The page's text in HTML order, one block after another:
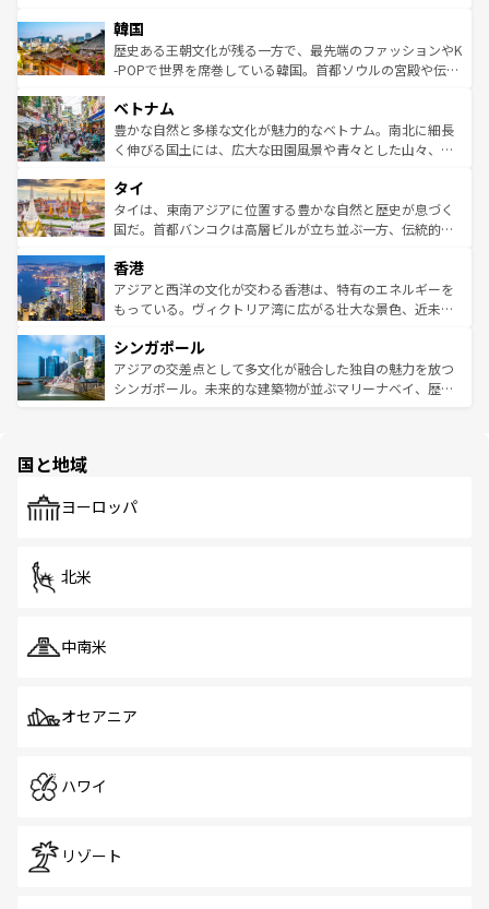
ワイを、存分に味わってほしい。 なお、新着のハワイ情報
はコンテンツ一覧を参照してほしい。
いる。アクティビティも充実しており、サーフィンやダイ
ビング、ハイキングなど、アウトドア好きにはたまらな
い。オーストラリアの多彩な魅力を存分に味わいつくそ
参照してほしい。
ン）、静ひつな山岳地帯である台湾東部など、都市の喧騒
と山間の静けさが共存しており、訪れる人に新しい発見と
驚きをもたらしてくれる。また、奥深い台湾の食文化も魅
容にもいいと評判のスイーツなど、バラエティ豊かな料理
が味わえる。 なお、新着の台湾情報は コンテンツ一覧を参
照してほしい。
韓国
歴史ある王朝文化が残る一方で、最先端のファッションやK
-POPで世界を席巻している韓国。首都ソウルの宮殿や伝統
き、地方に足を延ばせば四季折々の自然美を楽しむことが
できる。そして、キムチや焼肉、絶品のストリートフード
まで、さまざまな韓国料理が待っている。夜には、韓国な
リティに包まれながら、韓国の多彩な魅力を心ゆくまで味
わってみてほしい。 なお、新着の韓国情報はコンテンツ一
覧を参照してほしい。
ベトナム
豊かな自然と多様な文化が魅力的なベトナム。南北に細長
く伸びる国土には、広大な田園風景や青々とした山々、世
急速な発展と共に伝統が息づく。ハノイの古い町並みやホ
ーチミン市のフランス統治時代の建物も、独特の雰囲気を
醸し出している。また、バラエティの豊かさとおいしさで
とつ。フォーやバインミー、ベトナムコーヒーなどは、ぜ
ひ現地で味わいたい。どの地域を訪れてもあたたかい人々
が旅行者を迎えてくれるので、きっと忘れられない旅にな
参照してほしい。
タイ
タイは、東南アジアに位置する豊かな自然と歴史が息づく
国だ。首都バンコクは高層ビルが立ち並ぶ一方、伝統的な
の活気が交差している。北部ではチェンマイなどの山岳地
帯で自然と触れ合い、南部ではプーケットやクラビの美し
いビーチでリゾート気分を楽しむことができる。タイ料理
激する。気候は一年中温暖で、どの季節にも異なる楽しみ
が待っている。親しみやすいタイの人々、仏教を中心とし
た文化、そして多様な観光資源が、訪れる旅人を魅了し続
香港
アジアと西洋の文化が交わる香港は、特有のエネルギーを
もっている。ヴィクトリア湾に広がる壮大な景色、近未来
み、どこを訪れても感動するはず。観光スポットが密集し
ており、効率よく見どころを回れるのも魅力。息をのむよ
うな絶景から文化的な体験まで、香港を存分に楽しみ尽く
シンガポール
アジアの交差点として多文化が融合した独自の魅力を放つ
シンガポール。未来的な建築物が並ぶマリーナベイ、歴史
で、ホーカーズは地元の風情を楽しめる外せないスポット
国と地域
ヨーロッパ
北米
中南米
オセアニア
ハワイ
リゾート